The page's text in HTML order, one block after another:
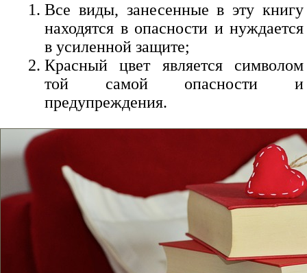
Все виды, занесенные в эту книгу
находятся в опасности и нуждается
в усиленной защите;
Красный цвет является символом
той самой опасности и
предупреждения.